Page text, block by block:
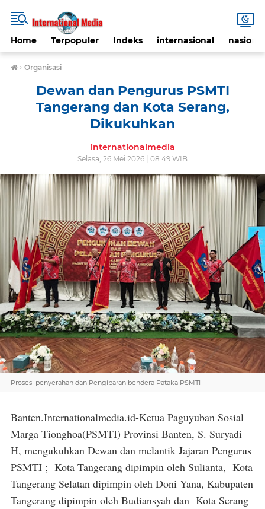
Home Terpopuler Indeks internasional nasional
› Organisasi
Dewan dan Pengurus PSMTI
Tangerang dan Kota Serang,
Dikukuhkan
internationalmedia
Selasa, 26 Mei 2026 | 08:49 WIB
Prosesi penyerahan dan Pengibaran bendera Pataka PSMTI
Banten.Internationalmedia.id-Ketua Paguyuban Sosial
Marga Tionghoa(PSMTI) Provinsi Banten, S. Suryadi
H, mengukuhkan Dewan dan melantik Jajaran Pengurus
PSMTI ; Kota Tangerang dipimpin oleh Sulianta, Kota
Tangerang Selatan dipimpin oleh Doni Yana, Kabupaten
Tangerang dipimpin oleh Budiansyah dan Kota Serang